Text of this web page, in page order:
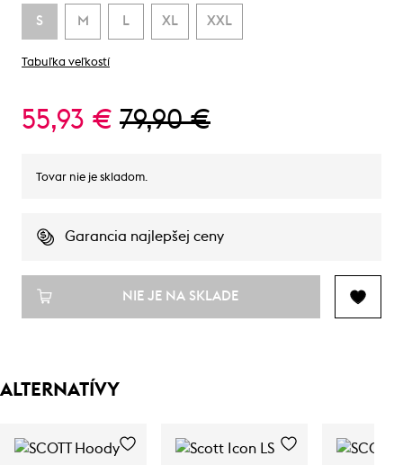
S M L XL XXL
Tabuľka veľkostí
55,93 € 79,90 €
Tovar nie je skladom.
Garancia najlepšej ceny
NIE JE NA SKLADE
ALTERNATÍVY